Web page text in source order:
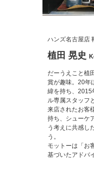
ハンズ名古屋店
植田 晃史
だーうえこと植
賞が趣味。20年
緯を持ち、2015
ル専属スタッフ
来店されたお客
持ち、シューケ
う考えに共感し
う。
モットーは「お
基づいたアドバ